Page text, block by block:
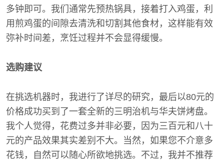
多钟即可。我们通常先预热锅具，接着打入鸡蛋，利
用煎鸡蛋的间隙去清洗和切割其他食材，这样能有效
弥补时间差，烹饪过程并不会显得缓慢。
选购建议
在挑选机器时，我进行了详尽的研究，最后以80元的
价格成功买到了一套全新的三明治机与华夫饼烤盘。
我个人觉得，花费过多并非必要，因为三百元和八十
元的产品效果其实差别不大。当然，如果您不介意多
花钱，自然可以随心所欲地挑选。不过，我并不推荐